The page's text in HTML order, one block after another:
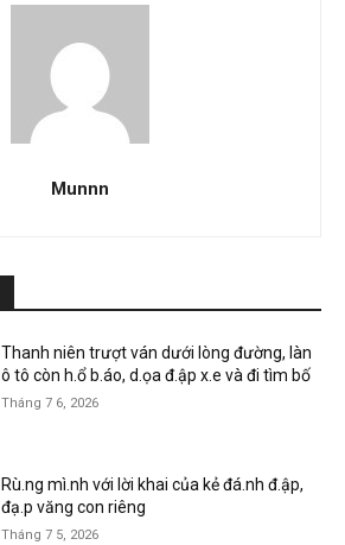
Munnn
Thanh niên trượt ván dưới lòng đường, làn
ô tô còn h.ổ b.áo, d.ọa đ.ập x.e và đi tìm bố
Tháng 7 6, 2026
Rù.ng mì.nh với lời khai của kẻ đá.nh đ.ập,
đạ.p văng con riêng
Tháng 7 5, 2026